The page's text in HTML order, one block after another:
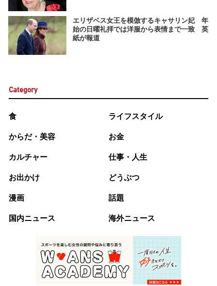
エリザベス女王を模倣するキャサリン妃 年
始の日曜礼拝では洋服から表情まで一致 英
紙が報道
Category
食 ライフスタイル
からだ・美容 お金
カルチャー 仕事・人生
お出かけ どうぶつ
漫画 話題
国内ニュース 海外ニュース